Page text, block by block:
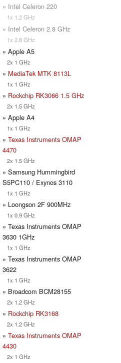
» Intel Celeron 220
1x 1.2 GHz
» Intel Celeron 2.8 GHz
1x 2.8 GHz
» Apple A5
2x 1 GHz
» MediaTek MTK 8113L
1x 1 GHz
» Rockchip RK3066 1.5 GHz
2x 1.5 GHz
» Apple A4
1x 1 GHz
» Texas Instruments OMAP
4470
2x 1.5 GHz
» Samsung Hummingbird
S5PC110 / Exynos 3110
1x 1 GHz
» Loongson 2F 900MHz
1x 0.9 GHz
» Texas Instruments OMAP
3630 1GHz
1x 1 GHz
» Texas Instruments OMAP
3622
1x 1 GHz
» Broadcom BCM28155
2x 1.2 GHz
» Rockchip RK3168
2x 1.2 GHz
» Texas Instruments OMAP
4430
2x 1 GHz